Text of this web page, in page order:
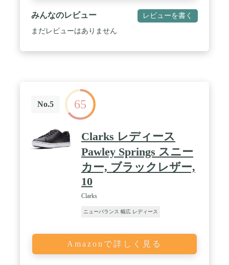
みんなのレビュー レビューを書く
まだレビューはありません
No.5 65
Clarks レディース
Pawley Springs スニー
カー, ブラックレザー,
10
Clarks
ニューバランス 幅広 レディース
Amazonで詳しく見る